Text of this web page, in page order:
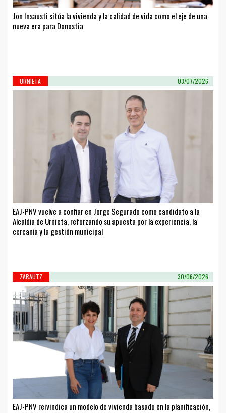
Jon Insausti sitúa la vivienda y la calidad de vida como el eje de una
nueva era para Donostia
URNIETA 03/07/2026
EAJ-PNV vuelve a confiar en Jorge Segurado como candidato a la
Alcaldía de Urnieta, reforzando su apuesta por la experiencia, la
cercanía y la gestión municipal
ZARAUTZ 30/06/2026
EAJ-PNV reivindica un modelo de vivienda basado en la planificación,